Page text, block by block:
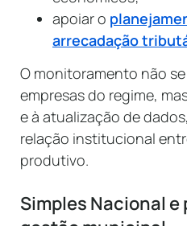
apoiar o
arrecadação
O monitoramento não
empresas do regime,
e à atualização de
relação institucional
produtivo.
Simples Nacional